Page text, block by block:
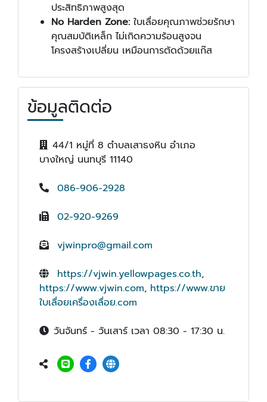
ประสิทธิภาพสูงสุด
No Harden Zone: ใบเลื่อยคุณภาพช่วยรักษา
คุณสมบัติเหล็ก ไม่เกิดความร้อนสูงจน
โครงสร้างเปลี่ยน เหมือนการตัดด้วยแก๊ส
ข้อมูลติดต่อ
44/1 หมู่ที่ 8 ตำบลเสาธงหิน อำเภอ
บางใหญ่ นนทบุรี 11140
086-906-2928
02-920-9269
vjwinpro@gmail.com
https://vjwin.yellowpages.co.th,
https://www.vjwin.com, https://www.ขาย
ใบเลื่อยเครื่องเลื่อย.com
วันจันทร์ - วันเสาร์ เวลา 08:30 - 17:30 น.